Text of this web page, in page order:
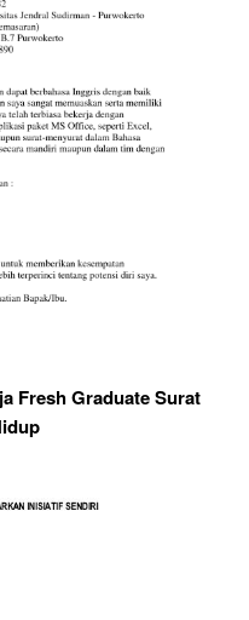
Fresh Graduate Surat